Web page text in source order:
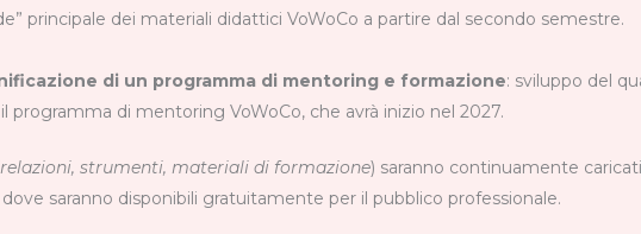
principale dei materiali didattici VoWoCo a partire dal secondo semestre.
di un programma di mentoring e formazione: sviluppo del
programma di mentoring VoWoCo, che avrà inizio nel 2027.
relazioni, strumenti, materiali di formazione) saranno continuamente
saranno disponibili gratuitamente per il pubblico professionale.